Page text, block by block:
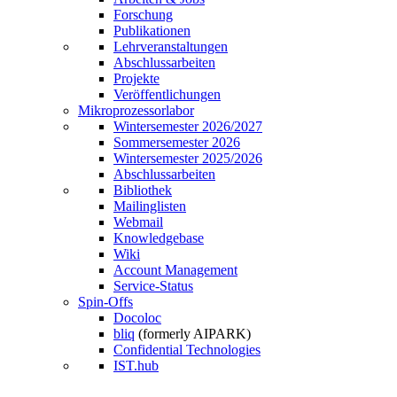
Forschung
Publikationen
Lehrveranstaltungen
Abschlussarbeiten
Projekte
Veröffentlichungen
Mikroprozessorlabor
Wintersemester 2026/2027
Sommersemester 2026
Wintersemester 2025/2026
Abschlussarbeiten
Bibliothek
Mailinglisten
Webmail
Knowledgebase
Wiki
Account Management
Service-Status
Spin-Offs
Docoloc
bliq (formerly AIPARK)
Confidential Technologies
IST.hub